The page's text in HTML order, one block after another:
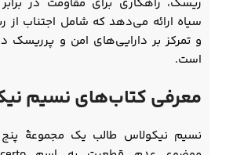
سیاه ارائه می‌دهد که شامل اجتناب
و تمرکز بر دارایی‌های امن و پرریسک
است.
معرفی کتاب‌های نسیم
نسیم نیکولاس طالب یک مجموعۀ